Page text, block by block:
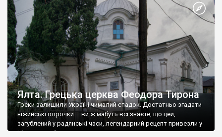
Ялта. Грецька церква Феодора Тирона
Греки залишили Україні чималий спадок. Достатньо згадати
ніжинські огірочки – ви ж мабуть всі знаєте, що цей,
загублений у радянські часи, легендарний рецепт привезли у
Ніжин греки?